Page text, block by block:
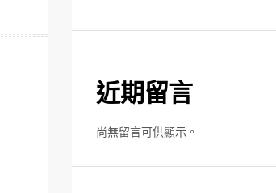
近期留言
尚無留言可供顯示。